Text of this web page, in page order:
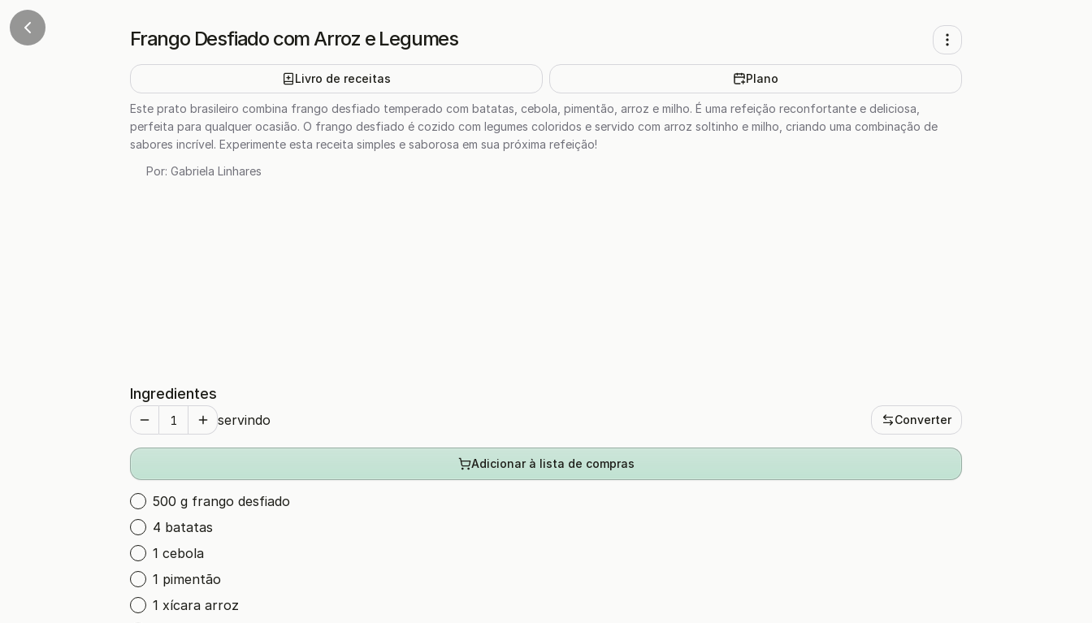
Frango Desfiado com Arroz e Legumes
Livro de receitas Plano
Este prato brasileiro combina frango desfiado temperado com batatas, cebola, pimentão, arroz e milho. É uma refeição reconfortante e deliciosa,
perfeita para qualquer ocasião. O frango desfiado é cozido com legumes coloridos e servido com arroz soltinho e milho, criando uma combinação de
sabores incrível. Experimente esta receita simples e saborosa em sua próxima refeição!
Por: Gabriela Linhares
Ingredientes
servindo Converter
Adicionar à lista de compras
500 g frango desfiado
4 batatas
1 cebola
1 pimentão
1 xícara arroz